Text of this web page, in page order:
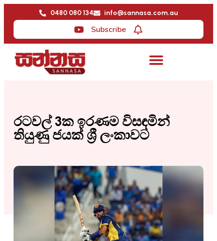
0480 080 134 info@sannasa.com.au
Subscribe
රටවල් 3ක ඉරණම විසඳමින්
තියුණු ජයක් ශ්‍රී ලංකාවට